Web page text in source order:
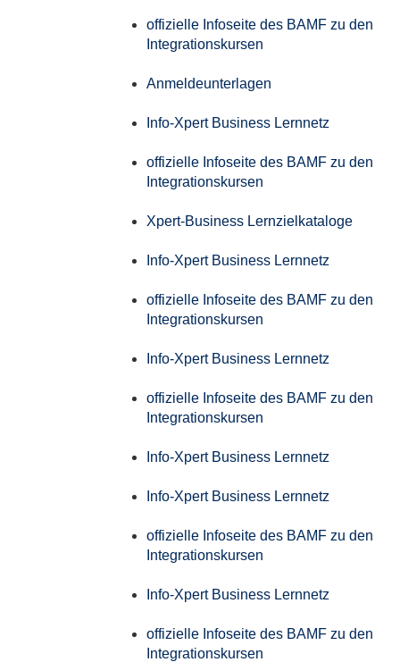
offizielle Infoseite des BAMF zu den
Integrationskursen
Anmeldeunterlagen
Info-Xpert Business Lernnetz
offizielle Infoseite des BAMF zu den
Integrationskursen
Xpert-Business Lernzielkataloge
Info-Xpert Business Lernnetz
offizielle Infoseite des BAMF zu den
Integrationskursen
Info-Xpert Business Lernnetz
offizielle Infoseite des BAMF zu den
Integrationskursen
Info-Xpert Business Lernnetz
Info-Xpert Business Lernnetz
offizielle Infoseite des BAMF zu den
Integrationskursen
Info-Xpert Business Lernnetz
offizielle Infoseite des BAMF zu den
Integrationskursen